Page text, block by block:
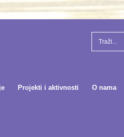
Projekti i aktivnosti O nama